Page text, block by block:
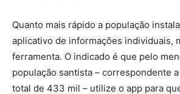
Quanto mais rápido a população
aplicativo de informações individuais,
ferramenta. O indicado é que pelo
população santista – correspondente
total de 433 mil – utilize o app para